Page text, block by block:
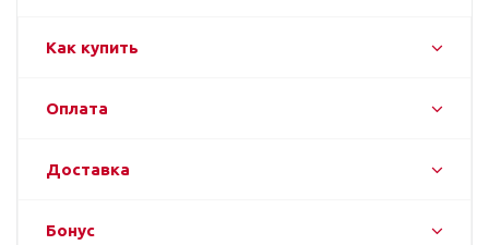
Как купить
Оплата
Доставка
Бонус